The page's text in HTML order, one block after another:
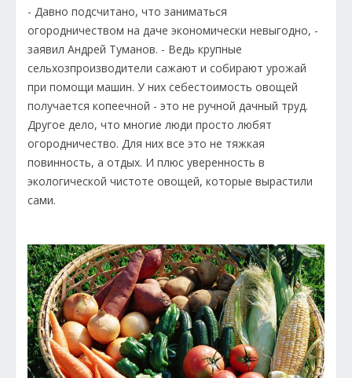
- Давно подсчитано, что заниматься
огородничеством на даче экономически невыгодно, -
заявил Андрей Туманов. - Ведь крупные
сельхозпроизводители сажают и собирают урожай
при помощи машин. У них себестоимость овощей
получается копеечной - это не ручной дачный труд.
Другое дело, что многие люди просто любят
огородничество. Для них все это не тяжкая
повинность, а отдых. И плюс уверенность в
экологической чистоте овощей, которые вырастили
сами.